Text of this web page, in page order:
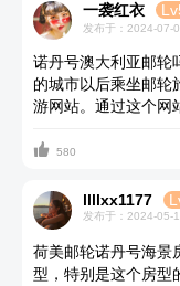
一袭红衣
发布于：2024-07-
诺丹号澳大利亚邮轮
的城市以后乘坐邮轮
游网站。通过这个网
最大的载客量是
 580
llllxx1177
发布于：2024-05-
荷美邮轮诺丹号海景
型，特别是这个房型